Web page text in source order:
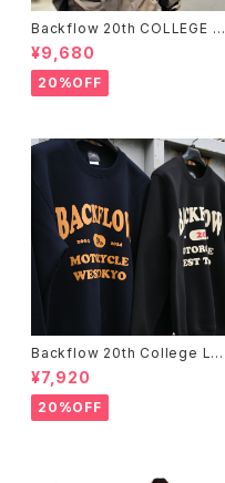
Backflow 20th COLLEGE C
OACH JACKET
¥9,680
20%OFF
Backflow 20th College Lo
go T/C Sweat
¥7,920
20%OFF